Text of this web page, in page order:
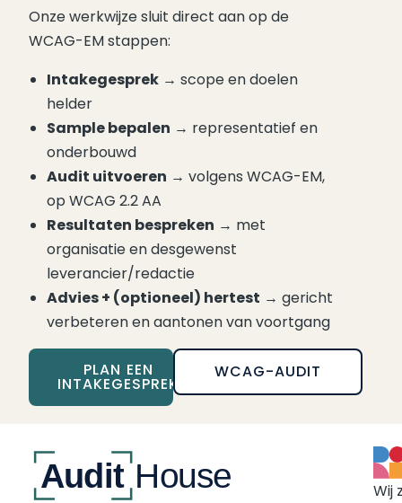
Onze werkwijze sluit direct aan op de
WCAG-EM stappen:
Intakegesprek→ scope en doelen
helder
Sample bepalen → representatief en
onderbouwd
Audit uitvoeren → volgens WCAG-EM,
op WCAG 2.2 AA
Resultaten bespreken → met
organisatie en desgewenst
leverancier/redactie
Advies + (optioneel) hertest → gericht
verbeteren en aantonen van voortgang
PLAN EEN
INTAKEGESPREK
WCAG-AUDIT
Wij